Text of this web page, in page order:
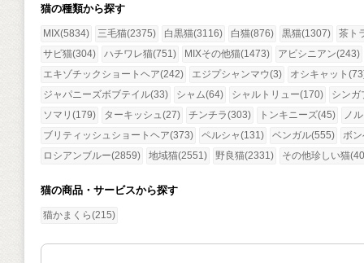
猫の種類から探す
MIX(5834) 三毛猫(2375) 白黒猫(3116) 白猫(876) 黒猫(1307)
茶ト
サビ猫(304)
ハチワレ猫(751) MIXその他猫(1473)
アビシニアン(243)
エキゾチックショートヘア(242)
エジプシャンマウ(3)
オシキャット
ジャパニーズボブテイル(33)
シャム(64) シャルトリュー(170)
シンガ
ソマリ(179)
ターキッシュ(27) チンチラ(303) トンキニーズ(45)
ノ
ブリティッシュショートヘア(373)
ペルシャ(131) ベンガル(555)
ボ
ロシアンブルー(2859)
地域猫(2551) 野良猫(2331) その他珍しい猫
猫の商品・サービスから探す
猫かまくら(215)